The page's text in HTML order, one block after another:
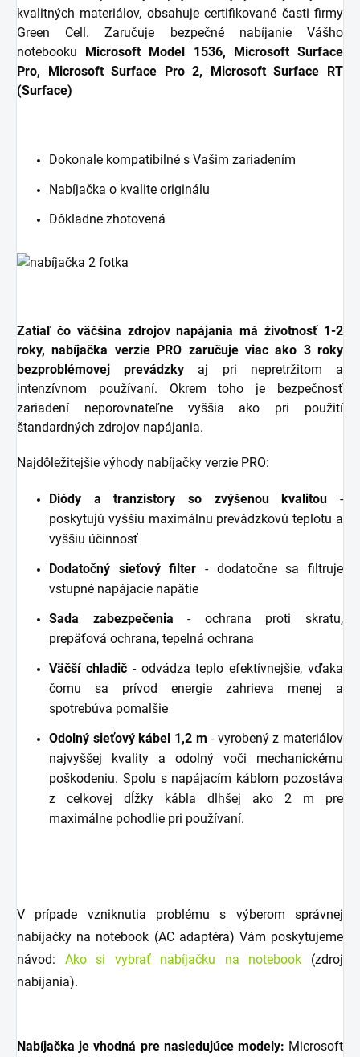
kvalitných materiálov, obsahuje certifikované časti firmy
Green Cell. Zaručuje bezpečné nabíjanie Vášho
notebooku
Microsoft Model 1536, Microsoft Surface
Pro, Microsoft Surface Pro 2, Microsoft Surface RT
(Surface)
Dokonale kompatibilné s Vašim zariadením
Nabíjačka o kvalite originálu
Dôkladne zhotovená
Zatiaľ čo väčšina zdrojov napájania má životnosť 1-2
roky, nabíjačka verzie PRO zaručuje viac ako 3 roky
bezproblémovej prevádzky aj pri nepretržitom a
intenzívnom používaní. Okrem toho je bezpečnosť
zariadení neporovnateľne vyššia ako pri použití
štandardných zdrojov napájania.
Najdôležitejšie výhody nabíjačky verzie PRO:
Diódy a tranzistory so zvýšenou kvalitou -
poskytujú vyššiu maximálnu prevádzkovú teplotu a
vyššiu účinnosť
Dodatočný sieťový filter - dodatočne sa filtruje
vstupné napájacie napätie
Sada zabezpečenia - ochrana proti skratu,
prepäťová ochrana, tepelná ochrana
Väčší chladič- odvádza teplo efektívnejšie, vďaka
čomu sa prívod energie zahrieva menej a
spotrebúva pomalšie
Odolný sieťový kábel 1,2 m - vyrobený z materiálov
najvyššej kvality a odolný voči mechanickému
poškodeniu. Spolu s napájacím káblom pozostáva
z celkovej dĺžky kábla dlhšej ako 2 m pre
maximálne pohodlie pri používaní.
V prípade vzniknutia problému s výberom správnej
nabíjačky na notebook (AC adaptéra) Vám poskytujeme
návod: Ako si vybrať nabíjačku na notebook (zdroj
nabíjania).
Nabíjačka je vhodná pre nasledujúce modely: Microsoft